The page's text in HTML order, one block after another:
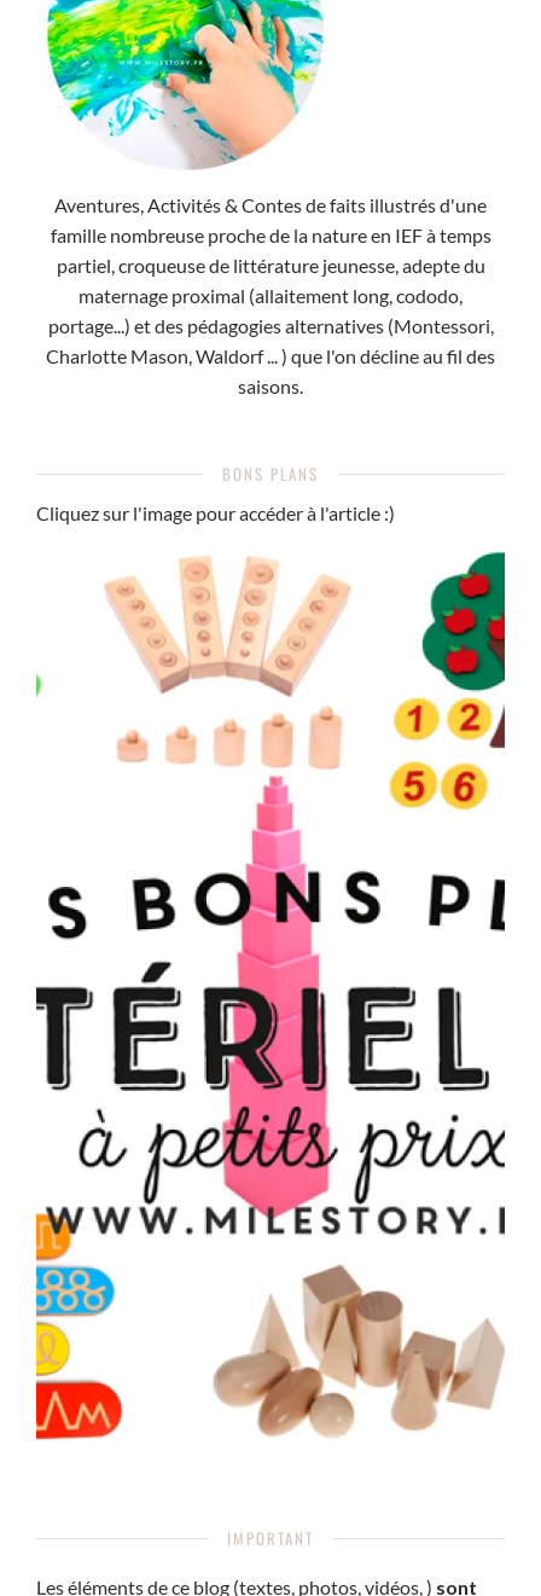
Aventures, Activités & Contes de faits illustrés d'une
famille nombreuse proche de la nature en IEF à temps
partiel, croqueuse de littérature jeunesse, adepte du
maternage proximal (allaitement long, cododo,
portage...) et des pédagogies alternatives (Montessori,
Charlotte Mason, Waldorf ... ) que l'on décline au fil des
saisons.
BONS PLANS
Cliquez sur l'image pour accéder à l'article :)
IMPORTANT
Les éléments de ce blog (textes, photos, vidéos, ) sont